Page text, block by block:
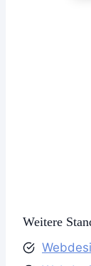
Weitere